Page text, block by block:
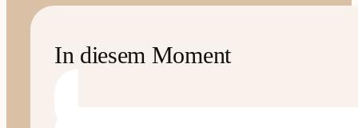
In diesem Moment